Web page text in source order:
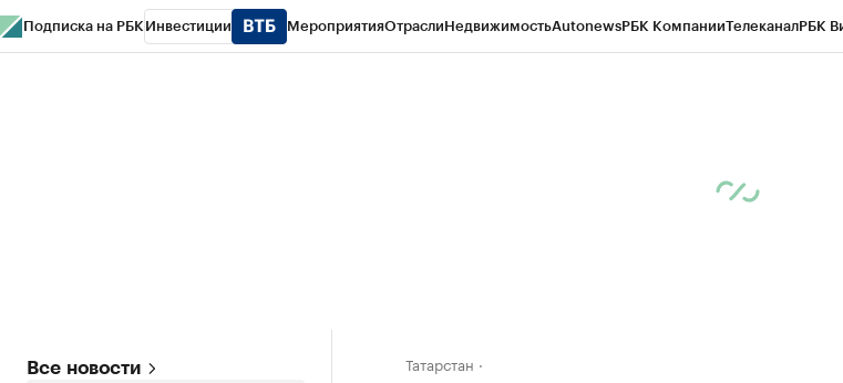
Подписка на РБК Инвестиции МероприятияОтраслиНедвижимостьAutonewsРБК КомпанииТелеканалРБК
Все новости Татарстан